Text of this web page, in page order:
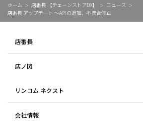
ホーム 店番長 【チェーンストアDX】
ニュース
店番長 アップデート ～APIの追加、不具合修正
店番長
店ノ閃
リンコム ネクスト
会社情報